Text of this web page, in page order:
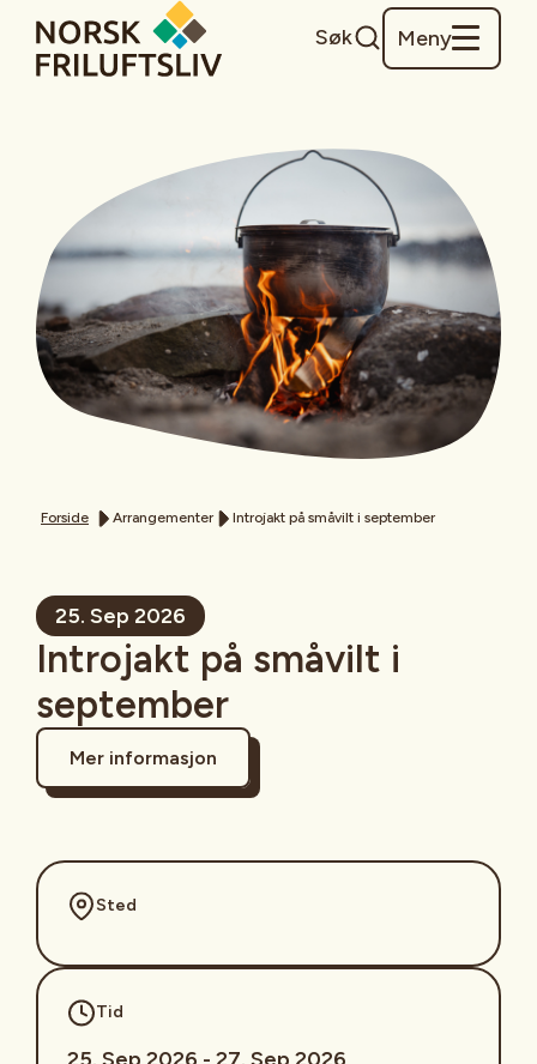
Søk Meny
Forside Arrangementer Introjakt på småvilt i september
25. Sep 2026
Introjakt på småvilt i
september
Mer informasjon
Sted
Tid